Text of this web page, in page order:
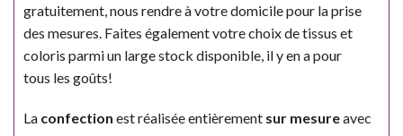
gratuitement, nous rendre à votre domicile pour la prise
des mesures. Faites également votre choix de tissus et
coloris parmi un large stock disponible, il y en a pour
tous les goûts!
La confection est réalisée entièrement sur mesureavec